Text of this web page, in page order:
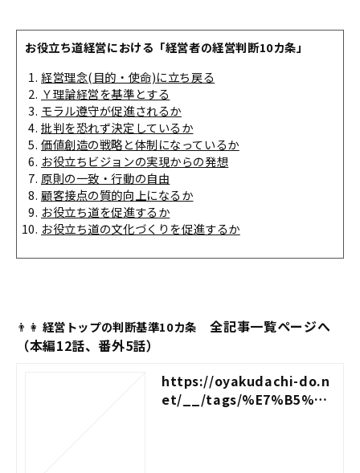
お役立ち道経営における「経営者の経営判断10カ条」
経営理念(目的・使命)に立ち戻る
Ｙ理論経営を基準とする
モラル遵守が促進されるか
批判を恐れず決定しているか
価値創造の戦略と体制になっているか
お役立ちビジョンの実現からの発想
原則の一致・行動の自由
顧客接点の質的向上になるか
お役立ち道を促進するか
お役立ち道の文化づくりを促進するか
👨👩 経営トップの判断基準10カ条
全記事一覧ページへ
（本編12話、番外5話）
https://oyakudachi-do.n
et/__/tags/%E7%B5%8